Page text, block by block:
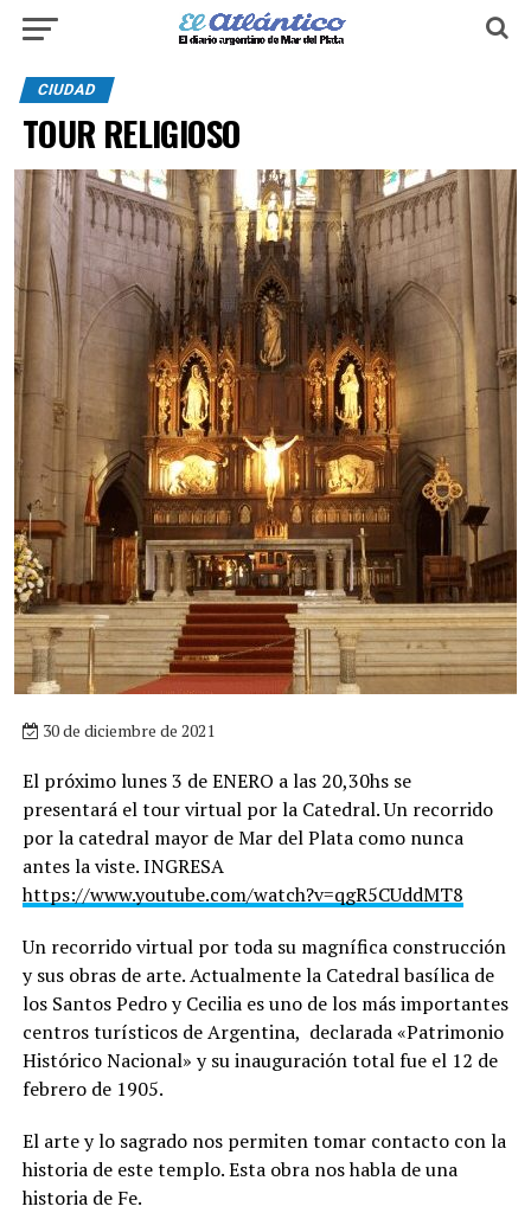
CIUDAD
TOUR RELIGIOSO
30 de diciembre de 2021
El próximo lunes 3 de ENERO a las 20,30hs se
presentará el tour virtual por la Catedral. Un recorrido
por la catedral mayor de Mar del Plata como nunca
antes la viste. INGRESA
https://www.youtube.com/watch?v=qgR5CUddMT8
Un recorrido virtual por toda su magnífica construcción
y sus obras de arte. Actualmente la Catedral basílica de
los Santos Pedro y Cecilia es uno de los más importantes
centros turísticos de Argentina, declarada «Patrimonio
Histórico Nacional» y su inauguración total fue el 12 de
febrero de 1905.
El arte y lo sagrado nos permiten tomar contacto con la
historia de este templo. Esta obra nos habla de una
historia de Fe.